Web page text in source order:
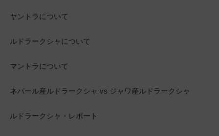
ヤントラについて
ルドラークシャについて
マントラについて
ネパール産ルドラークシャ vs ジャワ産ルドラークシャ
ルドラークシャ・レポート